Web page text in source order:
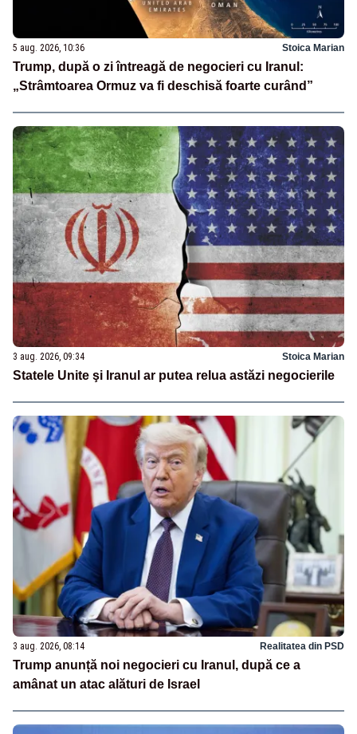
5 aug. 2026, 10:36 Stoica Marian
Trump, după o zi întreagă de negocieri cu Iranul:
„Strâmtoarea Ormuz va fi deschisă foarte curând”
3 aug. 2026, 09:34 Stoica Marian
Statele Unite şi Iranul ar putea relua astăzi negocierile
3 aug. 2026, 08:14 Realitatea din PSD
Trump anunță noi negocieri cu Iranul, după ce a
amânat un atac alături de Israel